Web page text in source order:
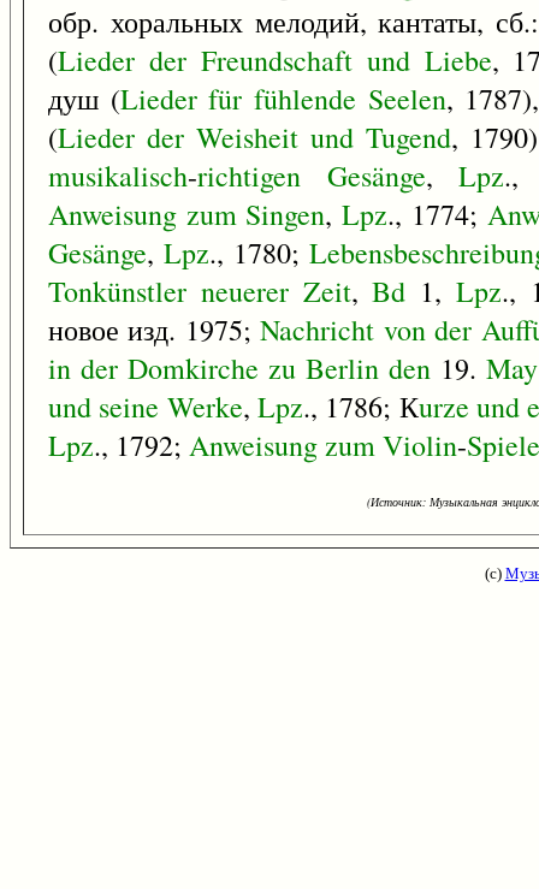
обр. хоральных мелодий, кантаты,
(Lieder der Freundschaft und Liebe,
душ (Lieder für fühlende Seelen,
(Lieder der Weisheit und Tugend,
musikalisch-richtigen Gesänge, Lpz.,
Anweisung zum Singen,Lpz., 1774;
Gesänge, Lpz., 1780;
Tonkünstler neuerer Zeit,Bd 1, Lpz.,
новое изд. 1975;Nachricht von der
in der Domkirche zu Berlin den 19. May
und seine Werke, Lpz., 1786; Кurze und
Lpz., 1792; AnweisungzumViolin-
(Источник: Музыкальная
(с)